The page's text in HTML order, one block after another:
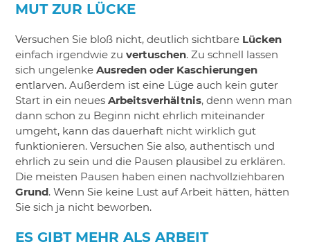
MUT ZUR LÜCKE
Versuchen Sie bloß nicht, deutlich sichtbare Lücken
einfach irgendwie zuvertuschen. Zu schnell lassen
sich ungelenkeAusreden oder Kaschierungen
entlarven. Außerdem ist eine Lüge auch kein guter
Start in ein neuesArbeitsverhältnis, denn wenn man
dann schon zu Beginn nicht ehrlich miteinander
umgeht, kann das dauerhaft nicht wirklich gut
funktionieren. Versuchen Sie also, authentisch und
ehrlich zu sein und die Pausen plausibel zu erklären.
Die meisten Pausen haben einen nachvollziehbaren
Grund. Wenn Sie keine Lust auf Arbeit hätten, hätten
Sie sich ja nicht beworben.
ES GIBT MEHR ALS ARBEIT